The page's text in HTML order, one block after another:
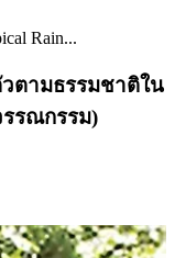
Rain...
ตามธรรมชาติใน
รณกรรม)